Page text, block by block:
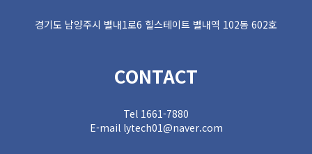
경기도 남양주시 별내1로6 힐스테이트 별내역 102동 602호
CONTACT
Tel 1661-7880
E-mail lytech01@naver.com